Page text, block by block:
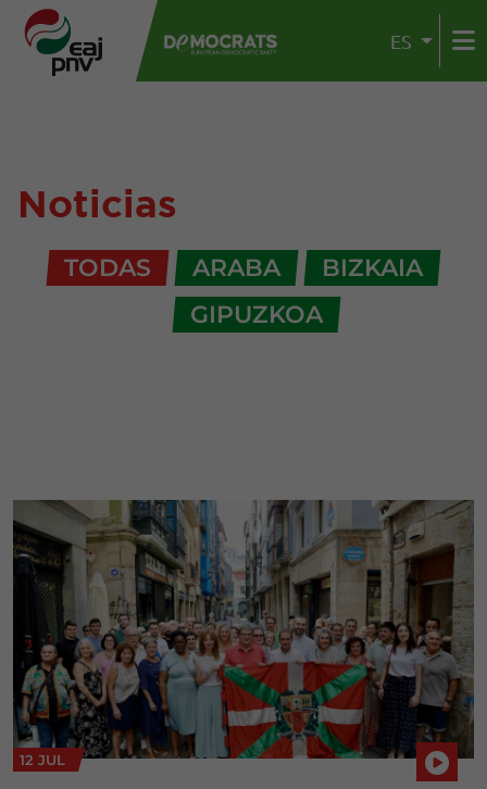
ES
Noticias
TODAS ARABA
BIZKAIA
GIPUZKOA
12 JUL